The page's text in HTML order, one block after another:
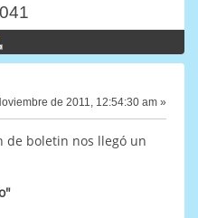
de 2011, 12:54:30 am »
de boletin nos llegó un